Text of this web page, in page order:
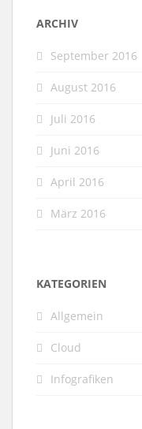
ARCHIV
September 2016
August 2016
Juli 2016
Juni 2016
April 2016
März 2016
KATEGORIEN
Allgemein
Cloud
Infografiken